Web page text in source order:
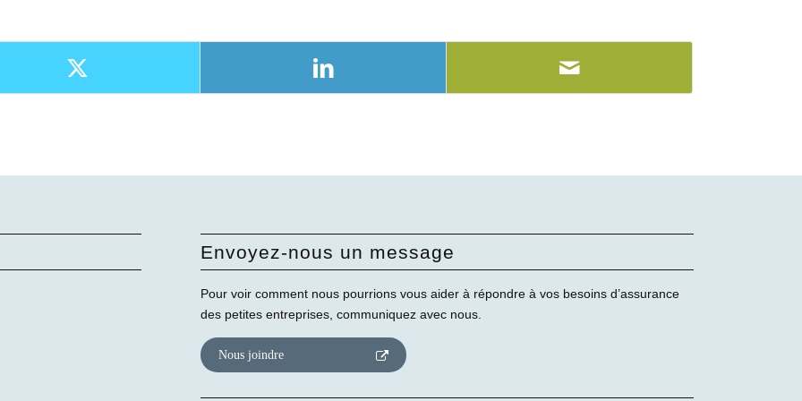
Envoyez-nous un message
Pour voir comment nous pourrions vous aider à répondre à vos besoins d’assurance
des petites entreprises, communiquez avec nous.
Nous joindre